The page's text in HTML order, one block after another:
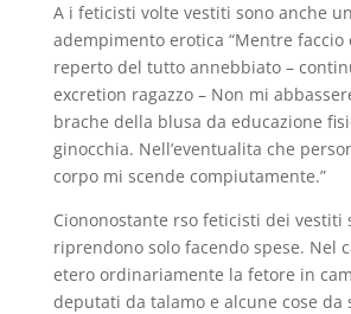
A i feticisti volte vestiti sono anche
adempimento erotica “Mentre faccio
reperto del tutto annebbiato –
excretion ragazzo – Non mi
brache della blusa da educazione
ginocchia. Nell’eventualita che
corpo mi scende compiutamente.”
Ciononostante rso feticisti dei vestiti
riprendono solo facendo spese. Nel
etero ordinariamente la fetore in
deputati da talamo e alcune cose da